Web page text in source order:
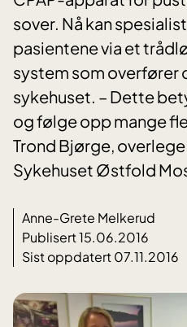
sover. Nå kan
pasientene via et
system som overfører
sykehuset. – Dette
og følge opp mange
Trond Bjørge,
Sykehuset Østfold
Anne-Grete Melkerud
Publisert 15.06.2016
Sist oppdatert 07.11.2016